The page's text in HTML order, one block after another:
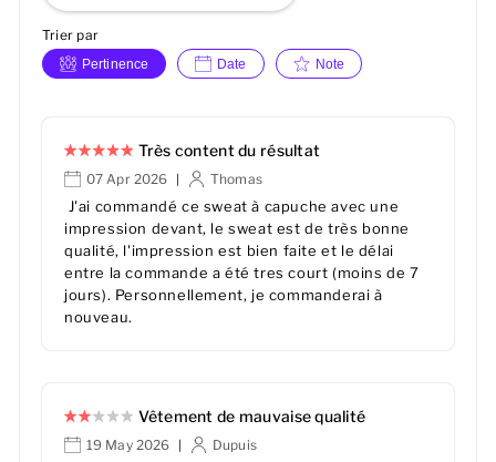
Trier par
Pertinence Date Note
Très content du résultat
07 Apr 2026 | Thomas
J'ai commandé ce sweat à capuche avec une
impression devant, le sweat est de très bonne
qualité, l'impression est bien faite et le délai
entre la commande a été tres court (moins de 7
jours). Personnellement, je commanderai à
nouveau.
Vêtement de mauvaise qualité
19 May 2026 | Dupuis